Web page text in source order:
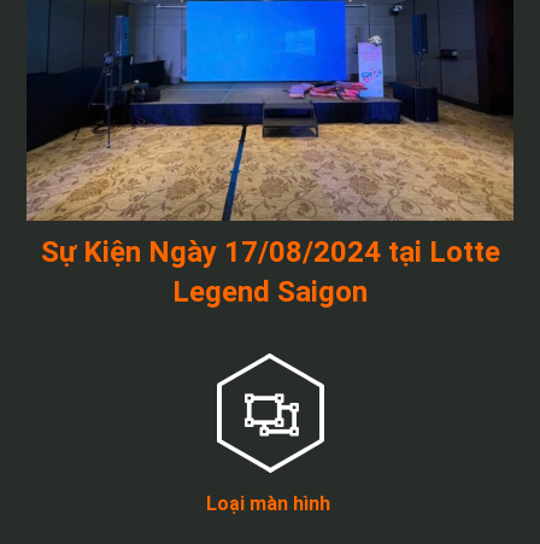
Sự Kiện Ngày 17/08/2024 tại Lotte
Legend Saigon
Loại màn hình